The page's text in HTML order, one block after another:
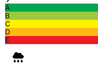
SchlauchtypTL
ZustandNeureifen
A
B
C
D
E